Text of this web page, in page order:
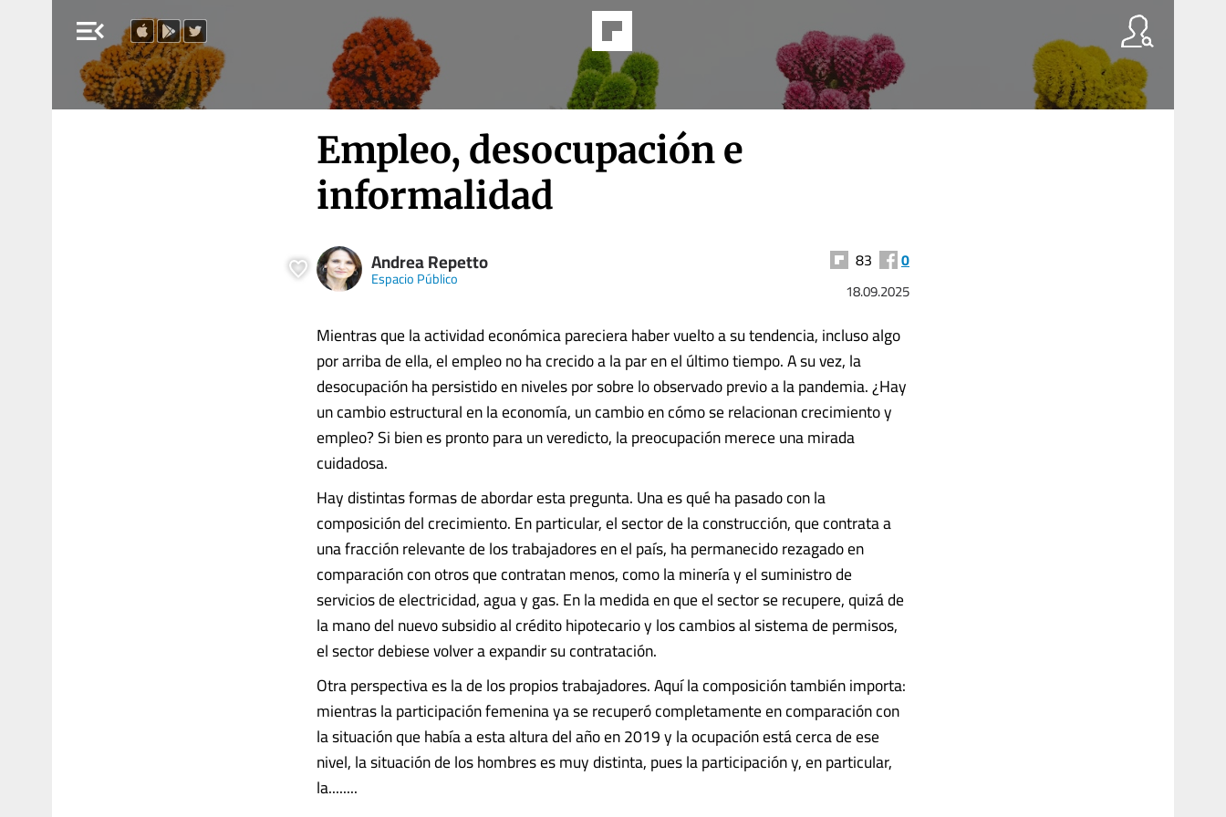
menu_open
Empleo, desocupación e
informalidad
Andrea Repetto
Espacio Público
83 0
18.09.2025
Mientras que la actividad económica pareciera haber vuelto a su tendencia, incluso algo
por arriba de ella, el empleo no ha crecido a la par en el último tiempo. A su vez, la
desocupación ha persistido en niveles por sobre lo observado previo a la pandemia. ¿Hay
un cambio estructural en la economía, un cambio en cómo se relacionan crecimiento y
empleo? Si bien es pronto para un veredicto, la preocupación merece una mirada
cuidadosa.
Hay distintas formas de abordar esta pregunta. Una es qué ha pasado con la
composición del crecimiento. En particular, el sector de la construcción, que contrata a
una fracción relevante de los trabajadores en el país, ha permanecido rezagado en
comparación con otros que contratan menos, como la minería y el suministro de
servicios de electricidad, agua y gas. En la medida en que el sector se recupere, quizá de
la mano del nuevo subsidio al crédito hipotecario y los cambios al sistema de permisos,
el sector debiese volver a expandir su contratación.
Otra perspectiva es la de los propios trabajadores. Aquí la composición también importa:
mientras la participación femenina ya se recuperó completamente en comparación con
la situación que había a esta altura del año en 2019 y la ocupación está cerca de ese
nivel, la situación de los hombres es muy distinta, pues la participación y, en particular,
la........